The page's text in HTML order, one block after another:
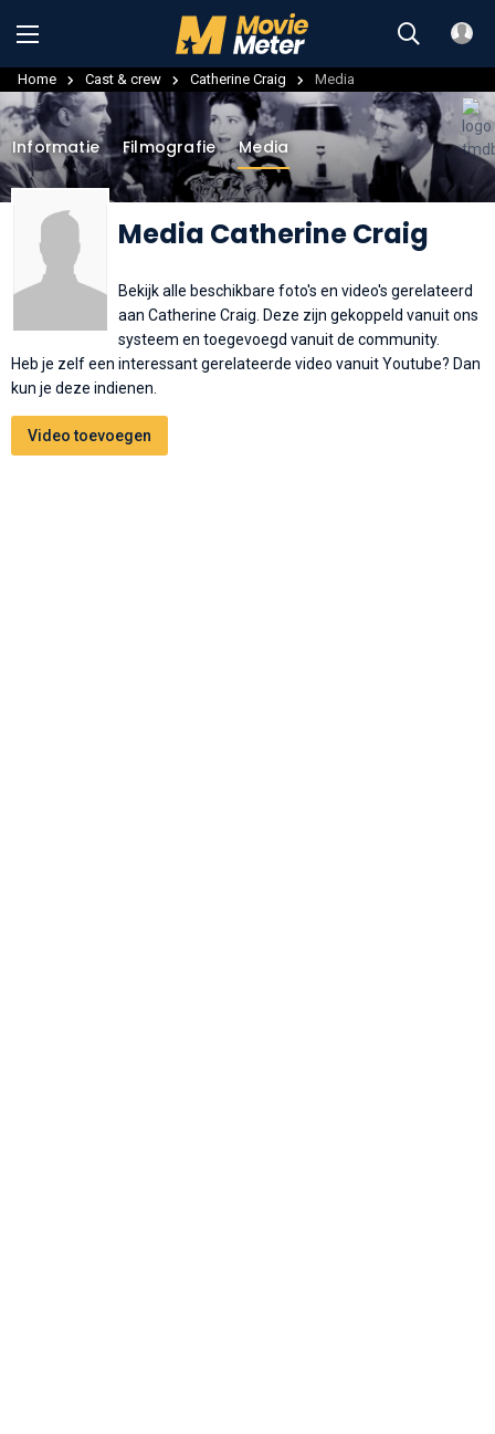
Home Cast & crew Catherine Craig Media
Media Catherine Craig
Informatie Filmografie Media
Bekijk alle beschikbare foto's en video's gerelateerd
aan Catherine Craig. Deze zijn gekoppeld vanuit ons
systeem en toegevoegd vanuit de community.
Heb je zelf een interessant gerelateerde video vanuit Youtube? Dan
kun je deze indienen.
Video toevoegen